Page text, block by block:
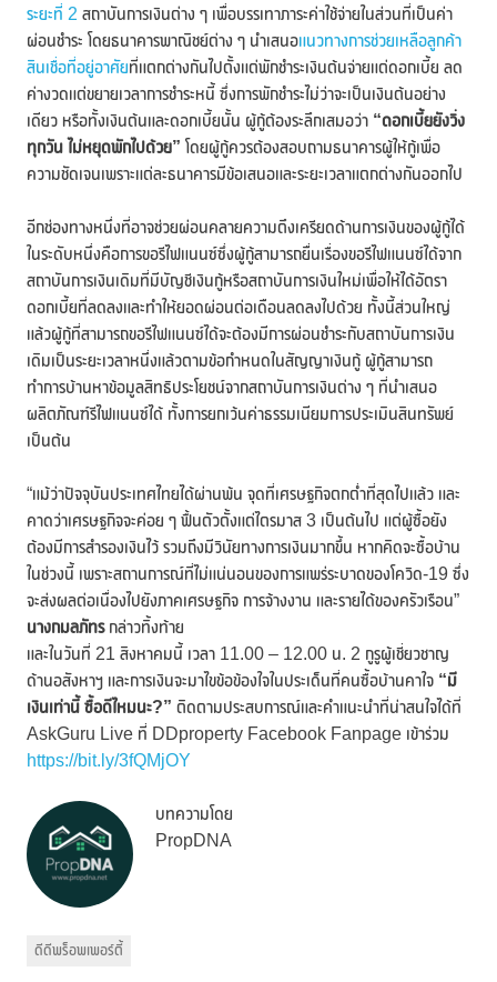
ระยะที่ 2 สถาบันการเงินต่าง ๆ เพื่อบรรเทาภาระค่าใช้จ่ายในส่วนที่เป็นค่า
ผ่อนชำระ โดยธนาคารพาณิชย์ต่าง ๆ นำเสนอแนวทางการช่วยเหลือลูกค้า
สินเชื่อที่อยู่อาศัยที่แตกต่างกันไปตั้งแต่พักชำระเงินต้นจ่ายแต่ดอกเบี้ย ลด
ค่างวดแต่ขยายเวลาการชำระหนี้ ซึ่งการพักชำระไม่ว่าจะเป็นเงินต้นอย่าง
เดียว หรือทั้งเงินต้นและดอกเบี้ยนั้น ผู้กู้ต้องระลึกเสมอว่า “ดอกเบี้ยยังวิ่ง
ทุกวัน ไม่หยุดพักไปด้วย” โดยผู้กู้ควรต้องสอบถามธนาคารผู้ให้กู้เพื่อ
ความชัดเจนเพราะแต่ละธนาคารมีข้อเสนอและระยะเวลาแตกต่างกันออกไป
อีกช่องทางหนึ่งที่อาจช่วยผ่อนคลายความตึงเครียดด้านการเงินของผู้กู้ได้
ในระดับหนึ่งคือการขอรีไฟแนนซ์ซึ่งผู้กู้สามารถยื่นเรื่องขอรีไฟแนนซ์ได้จาก
สถาบันการเงินเดิมที่มีบัญชีเงินกู้หรือสถาบันการเงินใหม่เพื่อให้ได้อัตรา
ดอกเบี้ยที่ลดลงและทำให้ยอดผ่อนต่อเดือนลดลงไปด้วย ทั้งนี้ส่วนใหญ่
แล้วผู้กู้ที่สามารถขอรีไฟแนนซ์ได้จะต้องมีการผ่อนชำระกับสถาบันการเงิน
เดิมเป็นระยะเวลาหนึ่งแล้วตามข้อกำหนดในสัญญาเงินกู้ ผู้กู้สามารถ
ทำการบ้านหาข้อมูลสิทธิประโยชน์จากสถาบันการเงินต่าง ๆ ที่นำเสนอ
ผลิตภัณฑ์รีไฟแนนซ์ได้ ทั้งการยกเว้นค่าธรรมเนียมการประเมินสินทรัพย์
เป็นต้น
“แม้ว่าปัจจุบันประเทศไทยได้ผ่านพ้น จุดที่เศรษฐกิจตกต่ำที่สุดไปแล้ว และ
คาดว่าเศรษฐกิจจะค่อย ๆ ฟื้นตัวตั้งแต่ไตรมาส 3 เป็นต้นไป แต่ผู้ซื้อยัง
ต้องมีการสำรองเงินไว้ รวมถึงมีวินัยทางการเงินมากขึ้น หากคิดจะซื้อบ้าน
ในช่วงนี้ เพราะสถานการณ์ที่ไม่แน่นอนของการแพร่ระบาดของโควิด-19 ซึ่ง
จะส่งผลต่อเนื่องไปยังภาคเศรษฐกิจ การจ้างงาน และรายได้ของครัวเรือน”
นางกมลภัทรกล่าวทิ้งท้าย
และในวันที่ 21 สิงหาคมนี้ เวลา 11.00 – 12.00 น. 2 กูรูผู้เชี่ยวชาญ
ด้านอสังหาฯ และการเงินจะมาไขข้อข้องใจในประเด็นที่คนซื้อบ้านคาใจ “มี
เงินเท่านี้ ซื้อดีไหมนะ?” ติดตามประสบการณ์และคำแนะนำที่น่าสนใจได้ที่
AskGuru Live ที่ DDproperty Facebook Fanpage เข้าร่วม
https://bit.ly/3fQMjOY
บทความโดย
PropDNA
ดีดีพร็อพเพอร์ตี้